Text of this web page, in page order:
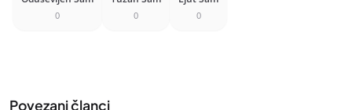
0 0 0
Povezani članci